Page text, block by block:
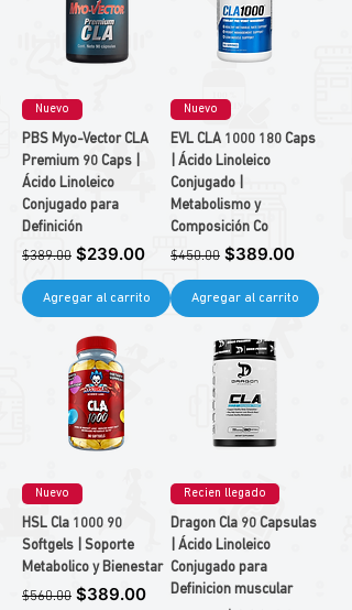
Nuevo
PBS Myo-Vector CLA
Premium 90 Caps |
Ácido Linoleico
Conjugado para
Definición
Precio
$389.00 Precio de oferta
$239.00
Agregar al carrito
Nuevo
EVL CLA 1000 180 Caps
| Ácido Linoleico
Conjugado |
Metabolismo y
Composición Co
Precio
$450.00 Precio de oferta
$389.00
Agregar al carrito
Nuevo
HSL Cla 1000 90
Softgels | Soporte
Metabolico y Bienestar
Precio
$560.00 Precio de oferta
$389.00
Recien llegado
Dragon Cla 90 Capsulas
| Ácido Linoleico
Conjugado para
Definicion muscular